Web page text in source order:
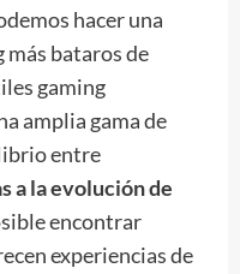
hacer una
bataros de
gaming
amplia gama de
entre
a la evolución de
encontrar
experiencias de